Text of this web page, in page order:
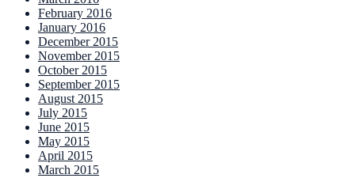
February 2016
January 2016
December 2015
November 2015
October 2015
September 2015
August 2015
July 2015
June 2015
May 2015
April 2015
March 2015